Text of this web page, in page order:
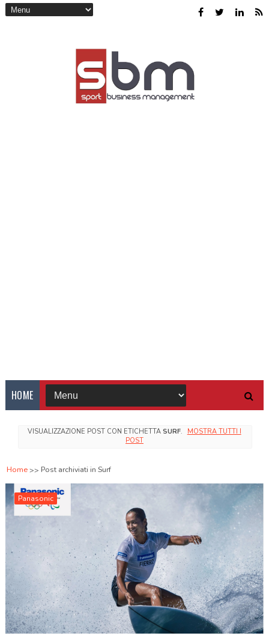
HOME
VISUALIZZAZIONE POST CON ETICHETTASURF.
MOSTRA TUTTI I
POST
Home Post archiviati in Surf
Panasonic